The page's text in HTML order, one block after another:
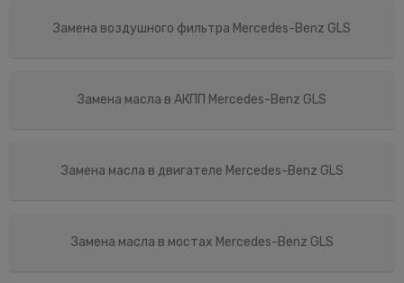
Замена воздушного фильтра Mercedes-Benz GLS
Замена масла в АКПП Mercedes-Benz GLS
Замена масла в двигателе Mercedes-Benz GLS
Замена масла в мостах Mercedes-Benz GLS